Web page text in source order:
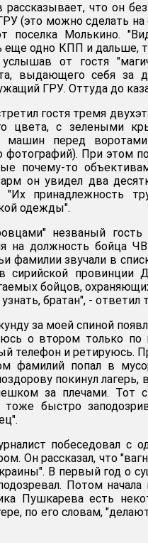
рассказывает, что он
(это можно сделать
поселка Молькино.
одно КПП и дальше,
услышав от гостя
выдающего себя за
ГРУ. Оттуда до
гостя тремя
цвета, с зелеными
машин перед
фотографий). При этом
почему-то
он увидел два
"Их принадлежность
одежды".
незваный
на должность бойца
фамилии звучали в
сирийской провинции
бойцов,
братан", -
за моей спиной
о втором только по
телефон и ретируюсь.
фамилий попал в
покинул
за плечами. Тот
тоже быстро
побеседовал с
Он рассказал, что
В первый год о
Потом начала
Пушкарева есть
по его словам,